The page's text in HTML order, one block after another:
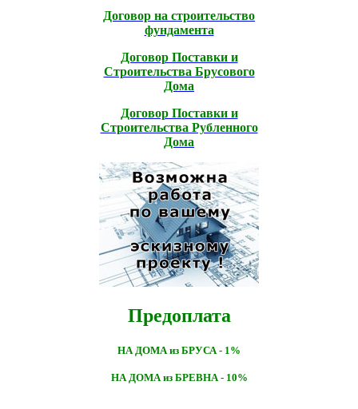
Договор на строительство
фундамента
Договор Поставки и
Строительcтва Брусового
Дома
Договор Поставки и
Строительcтва Рубленного
Дома
Предоплата
НА ДОМА из БРУСА - 1%
НА ДОМА из БРЕВНА - 10%